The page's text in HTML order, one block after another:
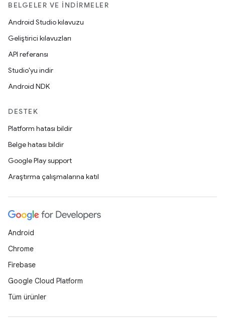
BELGELER VE İNDIRMELER
Android Studio kılavuzu
Geliştirici kılavuzları
API referansı
Studio'yu indir
Android NDK
DESTEK
Platform hatası bildir
Belge hatası bildir
Google Play support
Araştırma çalışmalarına katıl
Android
Chrome
Firebase
Google Cloud Platform
Tüm ürünler